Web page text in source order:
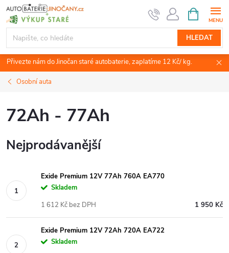
Přejít
na
obsah
HLEDAT
NÁKUPNÍ
KOŠÍK
Přivezte nám do Jinočan staré autobaterie, zaplatíme 12 Kč/ kg.
Osobní auta
72Ah - 77Ah
Nejprodávanější
Exide Premium 12V 77Ah 760A EA770
Skladem
1 950 Kč
1 612 Kč bez DPH
Exide Premium 12V 72Ah 720A EA722
Skladem